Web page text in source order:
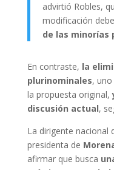
advirtió Robles,
modificación
de las minorías
En contraste, la
plurinominales,
la propuesta original,
discusión actual,
La dirigente nacional
presidenta de
afirmar que busca